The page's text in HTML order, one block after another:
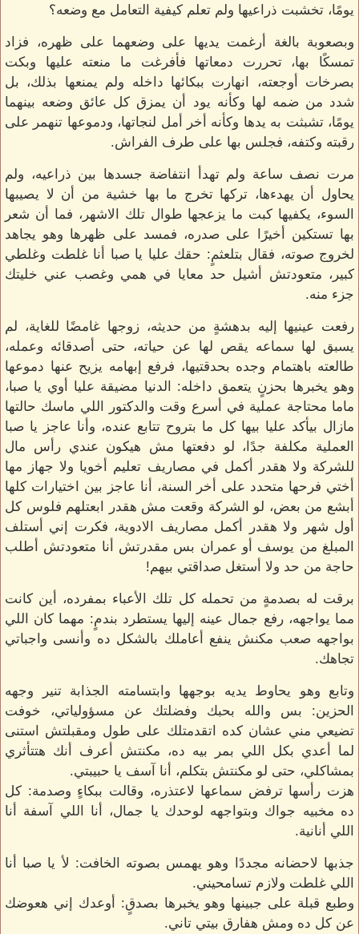
يومًا، تخشبت ذراعيها ولم تعلم كيفية التعامل مع وضعه؟
وبصعوبة بالغة أرغمت يديها على وضعهما على ظهره، فزاد
تمسكًا بها، تحررت دمعاتها فأفرغت ما منعته عليها وبكت
بصرخات أوجعته، انهارت ببكائها داخله ولم يمنعها بذلك، بل
شدد من ضمه لها وكأنه يود أن يمزق كل عائق وضعه بينهما
يومًا، تشبثت به يدها وكأنه أخر أمل لنجاتها، ودموعها تنهمر على
رقبته وكتفه، فجلس بها على طرف الفراش.
مرت نصف ساعة ولم تهدأ انتفاضة جسدها بين ذراعيه، ولم
يحاول أن يهدءها، تركها تخرج ما بها خشية من أن لا يصيبها
السوء، يكفيها كبت ما يزعجها طوال تلك الاشهر، فما أن شعر
بها تستكين أخيرًا على صدره، فمسد على ظهرها وهو يجاهد
لخروج صوته، فقال بتلعثمٍ: حقك عليا يا صبا أنا غلطت وغلطي
كبير، متعودتش أشيل حد معايا في همي وغصب عني خليتك
جزء منه.
رفعت عينيها إليه بدهشةٍ من حديثه، زوجها غامضًا للغاية، لم
يسبق لها سماعه يقص لها عن حياته، حتى أصدقائه وعمله،
طالعته باهتمام وجده بحدقتيها، فرفع إبهامه يزيح عنها دموعها
وهو يخبرها بحزنٍ يتعمق داخله: الدنيا مضيقة عليا أوي يا صبا،
ماما محتاجة عملية في أسرع وقت والدكتور اللي ماسك حالتها
مازال بيأكد عليا بيها كل ما بتروح تتابع عنده، وأنا عاجز يا صبا
العملية مكلفة جدًا، لو دفعتها مش هيكون عندي رأس مال
للشركة ولا هقدر أكمل في مصاريف تعليم أخويا ولا جهاز مها
أختي فرحها متحدد على أخر السنة، أنا عاجز بين اختيارات كلها
أبشع من بعض، لو الشركة وقعت مش هقدر ابعتلهم فلوس كل
أول شهر ولا هقدر أكمل مصاريف الادوية، فكرت إني أستلف
المبلغ من يوسف أو عمران بس مقدرتش أنا متعودتش أطلب
حاجة من حد ولا أستغل صداقتي بيهم!
برقت له بصدمةٍ من تحمله كل تلك الأعباء بمفرده، أين كانت
مما يواجهه، رفع جمال عينه إليها يستطرد بندمٍ: مهما كان اللي
بواجهه صعب مكنش ينفع أعاملك بالشكل ده وأنسى واجباتي
تجاهك.
وتابع وهو يحاوط يديه بوجهها وابتسامته الجذابة تنير وجهه
الحزين: بس والله بحبك وفضلتك عن مسؤولياتي، خوفت
تضيعي مني عشان كده اتقدمتلك على طول ومقبلتش استنى
لما أعدي بكل اللي بمر بيه ده، مكنتش أعرف أنك هتتأثري
بمشاكلي، حتى لو مكنتش بتكلم، أنا آسف يا حبيبتي.
هزت رأسها ترفض سماعها لاعتذره، وقالت ببكاءٍ وصدمة: كل
ده مخبيه جواك وبتواجهه لوحدك يا جمال، أنا اللي آسفة أنا
اللي أنانية.
جذبها لاحضانه مجددًا وهو يهمس بصوته الخافت: لأ يا صبا أنا
اللي غلطت ولازم تسامحيني.
وطبع قبلة على جبينها وهو يخبرها بصدقٍ: أوعدك إني هعوضك
عن كل ده ومش هفارق بيتي تاني.